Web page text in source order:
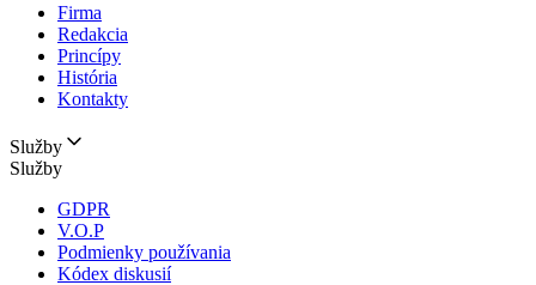
Firma
Redakcia
Princípy
História
Kontakty
Služby
Služby
GDPR
V.O.P
Podmienky používania
Kódex diskusií